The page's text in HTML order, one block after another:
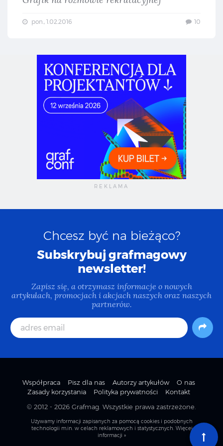
pon., 1.02.2016 10
Chcesz być na bieżąco?
Subskrybuj grafmagowy
newsletter!
Zapisz się, a otrzymasz informacje o nowych
artykułach, promocjach i akcjach naszych oraz naszych
partnerów.
Współpraca Pisz dla nas Autorzy artykułów
O nas
Zasady korzystania
Polityka prywatności
Kontakt
© 2012 - 2026 Grafmag . Wszystkie prawa zastrzeżone.
Używamy informacji zapisanych za pomocą cookies i podobnych
technologii m.in. w celach reklamowych i statystycznych. Więcej
informacji »